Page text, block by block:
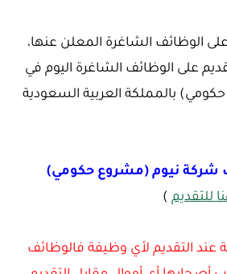
على الوظائف الشاغرة المعلن عنها،
على الوظائف الشاغرة اليوم في
بالمملكة العربية السعودية
شركة نيوم (مشروع حكومي)
للتقديم )
عند التقديم لأي وظيفة فالوظائف